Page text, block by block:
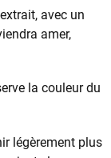
avec un
amer,
la couleur du
légèrement plus